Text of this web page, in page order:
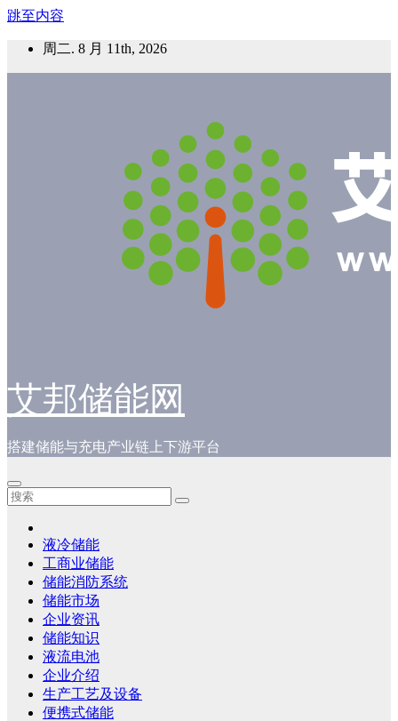
跳至内容
周二. 8 月 11th, 2026
艾邦储能网
搭建储能与充电产业链上下游平台
液冷储能
工商业储能
储能消防系统
储能市场
企业资讯
储能知识
液流电池
企业介绍
生产工艺及设备
便携式储能